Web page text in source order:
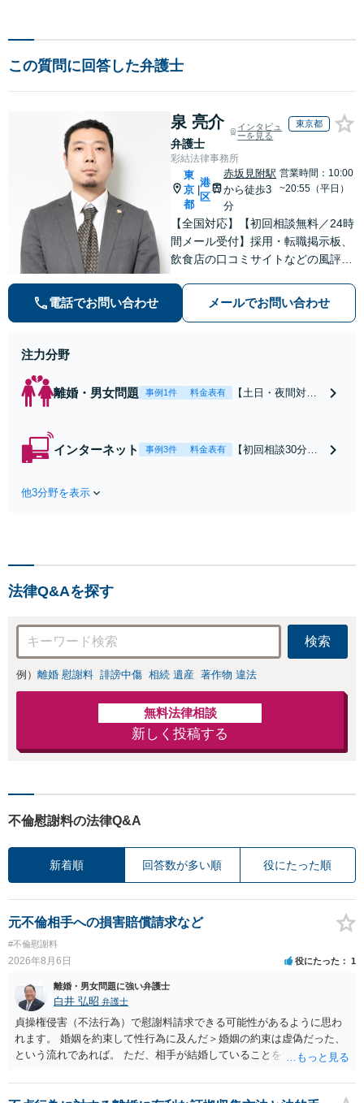
この質問に回答した弁護士
泉 亮介
弁護士
インタビュ
ーを見る
東京都
彩結法律事務所
東
京
都
港
区
赤坂見附駅
から徒歩3
分
営業時間：10:00
~20:55（平日）
【全国対応】【初回相談無料／24時
間メール受付】採用・転職掲示板、
飲食店の口コミサイトなどの風評被
の種類を問わず相談可。可能な限り
早期対応で駆けつけサポート【労
電話でお問い合わせ メールでお問い合わせ
注力分野
離婚・男女問題 事例1件 料金表有
【土日・夜間対応
れたら、サインす
インターネット 事例3件 料金表有
【初回相談30分無
お店の風評被害対
応可：開示請求の
意見照会が来たと
きの対処法、被害
者との示談交渉
他3分野を表示
法律Q&Aを探す
検索
例） 離婚 慰謝料 誹謗中傷 相続 遺産 著作物 違法
無料法律相談
新しく投稿する
不倫慰謝料の法律Q&A
新着順 回答数が多い順 役にたった順
元不倫相手への損害賠償請求など
#不倫慰謝料
2026年8月6日 役にたった 1
離婚・男女問題に強い弁護士
白井 弘昭 弁護士
貞操権侵害（不法行為）で慰謝料請求できる可能性があるように思わ
れます。 婚姻を約束して性行為に及んだ＞婚姻の約束は虚偽だった、
という流れであれば。 ただ、相手が結婚していることを知って行為に
性も認められそうですので、あまり慰謝料は高額にならないように思